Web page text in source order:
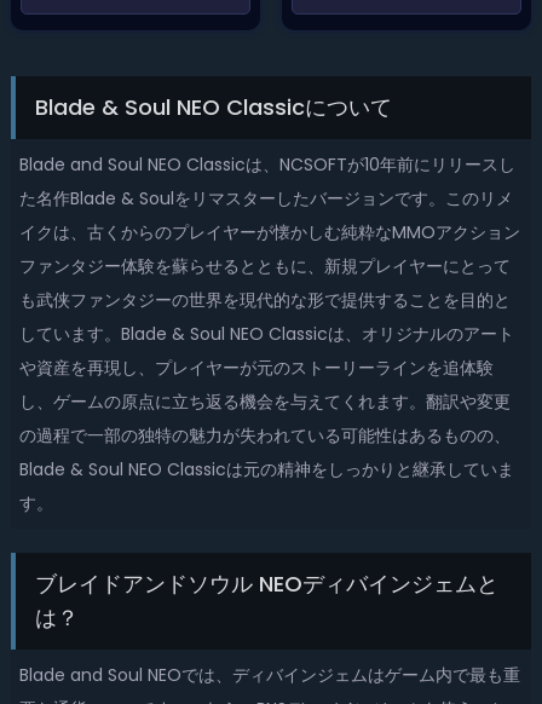
Blade & Soul NEO Classicについて
Blade and Soul NEO Classicは、NCSOFTが10年前にリリースし
た名作Blade & Soulをリマスターしたバージョンです。このリメ
イクは、古くからのプレイヤーが懐かしむ純粋なMMOアクション
ファンタジー体験を蘇らせるとともに、新規プレイヤーにとって
も武侠ファンタジーの世界を現代的な形で提供することを目的と
しています。Blade & Soul NEO Classicは、オリジナルのアート
や資産を再現し、プレイヤーが元のストーリーラインを追体験
し、ゲームの原点に立ち返る機会を与えてくれます。翻訳や変更
の過程で一部の独特の魅力が失われている可能性はあるものの、
Blade & Soul NEO Classicは元の精神をしっかりと継承していま
す。
ブレイドアンドソウル NEOディバインジェムと
は？
Blade and Soul NEOでは、ディバインジェムはゲーム内で最も重